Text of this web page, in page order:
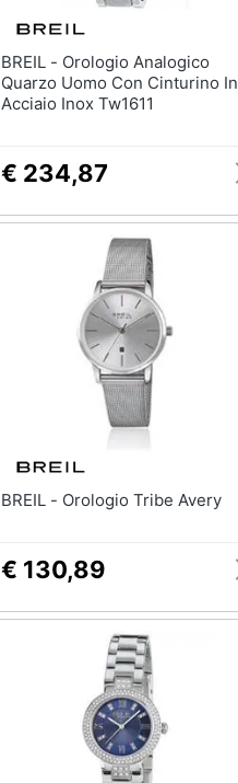
BREIL - Orologio Analogico
Quarzo Uomo Con Cinturino In
Acciaio Inox Tw1611
€ 234,87
BREIL - Orologio Tribe Avery
€ 130,89